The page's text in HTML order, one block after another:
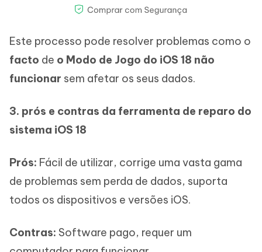
Este processo pode resolver problemas como o
facto de o Modo de Jogo do iOS 18 não
funcionar sem afetar os seus dados.
3. prós e contras da ferramenta de reparo do
sistema iOS 18
Prós: Fácil de utilizar, corrige uma vasta gama
de problemas sem perda de dados, suporta
todos os dispositivos e versões iOS.
Contras: Software pago, requer um